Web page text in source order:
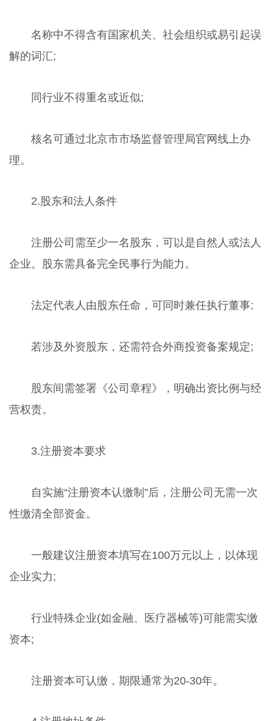
名称中不得含有国家机关、社会组织或易引起误
解的词汇;
同行业不得重名或近似;
核名可通过北京市市场监督管理局官网线上办
理。
2.股东和法人条件
注册公司需至少一名股东，可以是自然人或法人
企业。股东需具备完全民事行为能力。
法定代表人由股东任命，可同时兼任执行董事;
若涉及外资股东，还需符合外商投资备案规定;
股东间需签署《公司章程》，明确出资比例与经
营权责。
3.注册资本要求
自实施“注册资本认缴制”后，注册公司无需一次
性缴清全部资金。
一般建议注册资本填写在100万元以上，以体现
企业实力;
行业特殊企业(如金融、医疗器械等)可能需实缴
资本;
注册资本可认缴，期限通常为20-30年。